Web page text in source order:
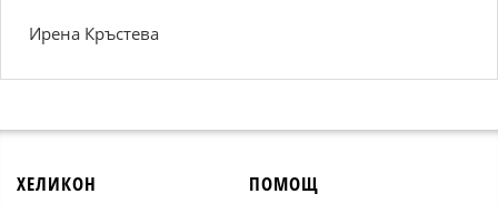
Ирена Кръстева
ХЕЛИКОН ПОМОЩ